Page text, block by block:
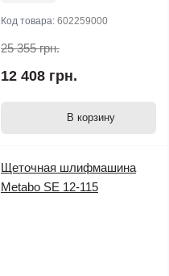
Код товара: 602259000
25 355 грн.
12 408 грн.
В корзину
Щеточная шлифмашина
Metabo SE 12-115